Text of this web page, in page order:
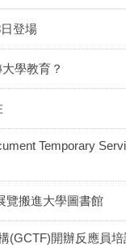
登場
學教育？
Temporary
覽搬進大學圖書館
(GCTF)開辦反應員